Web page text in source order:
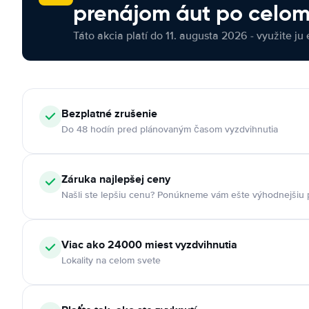
prenájom áut po
Táto akcia platí do 11. augusta 2026 - využite ju
Bezplatné zrušenie
Do 48 hodín pred plánovaným časom vyzdvihnutia
Záruka najlepšej ceny
Našli ste lepšiu cenu? Ponúkneme vám ešte výhodnejšiu
Viac ako 24000 miest vyzdvihnutia
Lokality na celom svete